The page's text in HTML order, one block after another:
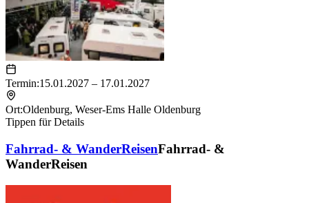
Termin:15.01.2027 – 17.01.2027
Ort:Oldenburg, Weser-Ems Halle Oldenburg
Tippen für Details
Fahrrad- & WanderReisenFahrrad- &
WanderReisen